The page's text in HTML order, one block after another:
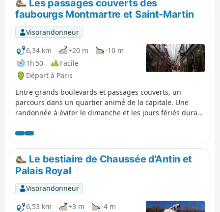
Les passages couverts des
faubourgs Montmartre et Saint-Martin
Visorandonneur
6,34 km
+20 m
-10 m
1h 50
Facile
Départ à Paris
Entre grands boulevards et passages couverts, un
parcours dans un quartier animé de la capitale. Une
randonnée à éviter le dimanche et les jours fériés durant
Le bestiaire de Chaussée d'Antin et
Palais Royal
Visorandonneur
6,53 km
+3 m
-4 m